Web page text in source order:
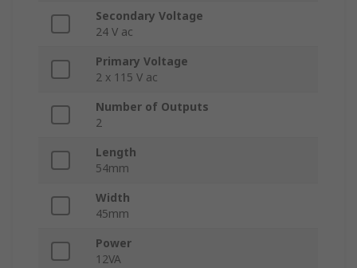
Secondary Voltage
24 V ac
Primary Voltage
2 x 115 V ac
Number of Outputs
2
Length
54mm
Width
45mm
Power
12VA